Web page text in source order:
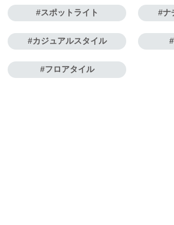
スポットライト ナ
カジュアルスタイル
フロアタイル